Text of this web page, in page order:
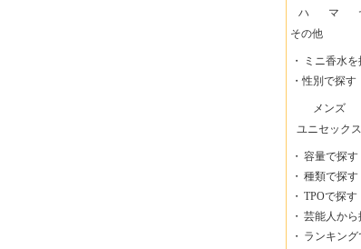
ハ
マ
その他
・
ミニ香水
・性別で探す
メンズ
ユニセックス
・ 容量で探す
・ 種類で探す
・ TPOで探す
・ 芸能人から
・ ランキン